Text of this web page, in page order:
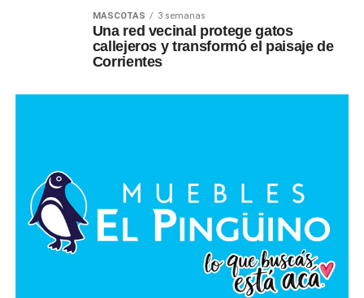
MASCOTAS 3 semanas
Una red vecinal protege gatos
callejeros y transformó el paisaje de
Corrientes